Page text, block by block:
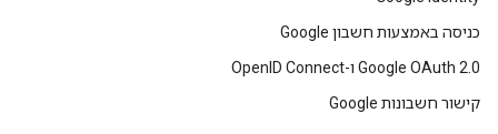
כניסה באמצעות חשבון Google
Google OAuth 2.0 ו-OpenID Connect
קישור חשבונות Google